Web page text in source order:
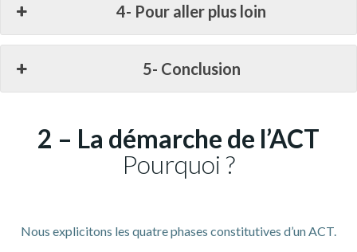
4- Pour aller plus loin
5- Conclusion
2 – La démarche de l’ACT
Pourquoi ?
Nous explicitons les quatre phases constitutives d’un ACT.